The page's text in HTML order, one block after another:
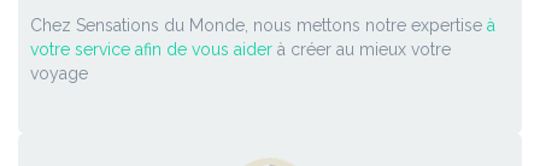
Chez Sensations du Monde, nous mettons notre expertise à
votre service afin de vous aider à créer au mieux votre
voyage